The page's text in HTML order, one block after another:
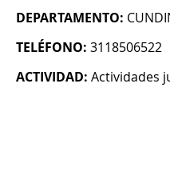
DEPARTAMENTO:
TELÉFONO: 3118506522
ACTIVIDAD: Actividades